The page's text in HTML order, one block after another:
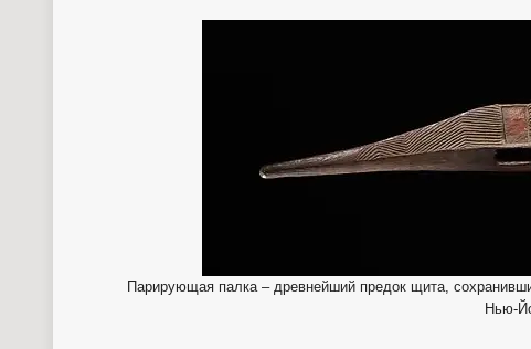
Парирующая палка – древнейший предок щита,
Нью-